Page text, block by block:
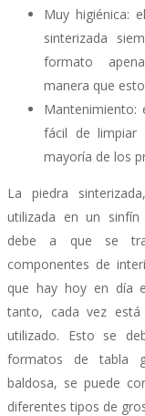
Muy higiénica:
sinterizada
formato
manera que
Mantenimiento:
fácil de
mayoría de los
La piedra
utilizada en un
debe a que se
componentes de
que hay hoy en día
tanto, cada vez
utilizado. Esto se
formatos de tabla
baldosa, se puede
diferentes tipos de